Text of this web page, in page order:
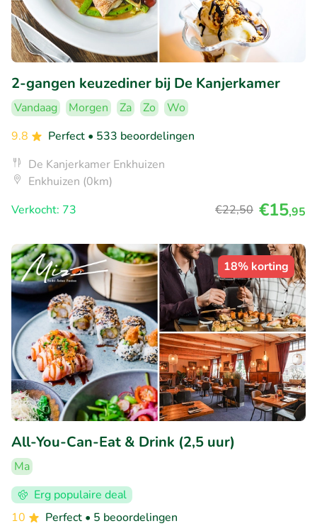
2-gangen keuzediner bij De Kanjerkamer
Vandaag Morgen Za Zo
Wo
9.8
Perfect • 533 beoordelingen
De Kanjerkamer Enkhuizen
Enkhuizen (0km)
Verkocht: 73
€22,50 €15,95
18% korting
All-You-Can-Eat & Drink (2,5 uur)
Ma
Erg populaire deal
10
Perfect • 5 beoordelingen